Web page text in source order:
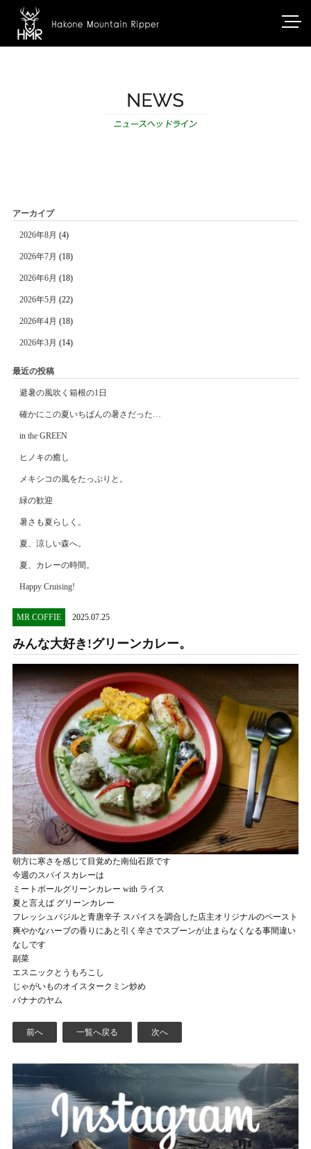
アーカイブ
2026年8月 (4)
2026年7月 (18)
2026年6月 (18)
2026年5月 (22)
2026年4月 (18)
2026年3月 (14)
最近の投稿
避暑の風吹く箱根の1日
確かにこの夏いちばんの暑さだった…
in the GREEN
ヒノキの癒し
メキシコの風をたっぷりと。
緑の歓迎
暑さも夏らしく。
夏、涼しい森へ。
夏、カレーの時間。
Happy Cruising!
MR COFFIE 2025.07.25
みんな大好き!グリーンカレー。
朝方に寒さを感じて目覚めた南仙石原です
今週のスパイスカレーは
ミートボールグリーンカレー with ライス
夏と言えば グリーンカレー
フレッシュバジルと青唐辛子 スパイスを調合した店主オリジナルのペースト
爽やかなハーブの香りにあと引く辛さでスプーンが止まらなくなる事間違い
なしです
副菜
エスニックとうもろこし
じゃがいものオイスタークミン炒め
バナナのヤム
前へ 一覧へ戻る 次へ